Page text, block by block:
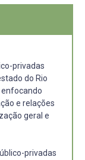
privadas
do Rio
enfocando
e relações
geral e
privadas